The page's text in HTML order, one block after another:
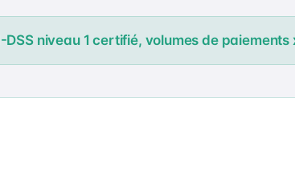
DSS niveau 1 certifié, volumes de paiements